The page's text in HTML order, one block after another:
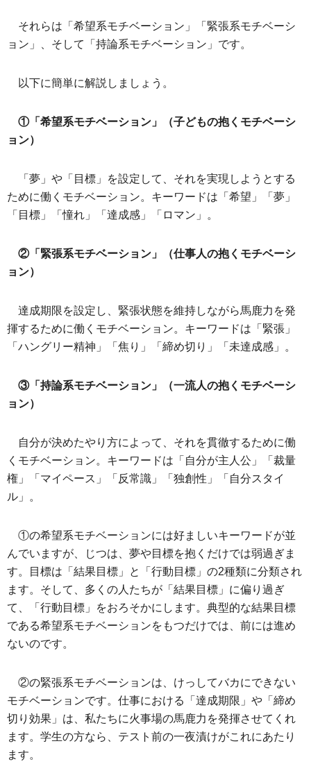
それらは「希望系モチベーション」「緊張系モチベーシ
ョン」、そして「持論系モチベーション」です。
以下に簡単に解説しましょう。
①「希望系モチベーション」（子どもの抱くモチベーシ
ョン）
「夢」や「目標」を設定して、それを実現しようとする
ために働くモチベーション。キーワードは「希望」「夢」
「目標」「憧れ」「達成感」「ロマン」。
②「緊張系モチベーション」（仕事人の抱くモチベーシ
ョン）
達成期限を設定し、緊張状態を維持しながら馬鹿力を発
揮するために働くモチベーション。キーワードは「緊張」
「ハングリー精神」「焦り」「締め切り」「未達成感」。
③「持論系モチベーション」（一流人の抱くモチベーシ
ョン）
自分が決めたやり方によって、それを貫徹するために働
くモチベーション。キーワードは「自分が主人公」「裁量
権」「マイペース」「反常識」「独創性」「自分スタイ
ル」。
①の希望系モチベーションには好ましいキーワードが並
んでいますが、じつは、夢や目標を抱くだけでは弱過ぎま
す。目標は「結果目標」と「行動目標」の2種類に分類され
ます。そして、多くの人たちが「結果目標」に偏り過ぎ
て、「行動目標」をおろそかにします。典型的な結果目標
である希望系モチベーションをもつだけでは、前には進め
ないのです。
②の緊張系モチベーションは、けっしてバカにできない
モチベーションです。仕事における「達成期限」や「締め
切り効果」は、私たちに火事場の馬鹿力を発揮させてくれ
ます。学生の方なら、テスト前の一夜漬けがこれにあたり
ます。